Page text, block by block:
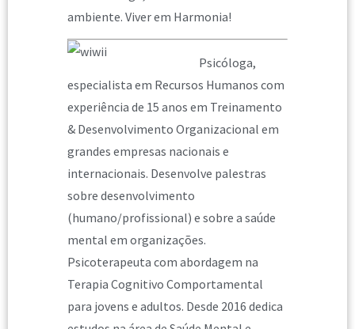
ambiente. Viver em Harmonia!
Psicóloga,
especialista em Recursos Humanos com
experiência de 15 anos em Treinamento
& Desenvolvimento Organizacional em
grandes empresas nacionais e
internacionais. Desenvolve palestras
sobre desenvolvimento
(humano/profissional) e sobre a saúde
mental em organizações.
Psicoterapeuta com abordagem na
Terapia Cognitivo Comportamental
para jovens e adultos. Desde 2016 dedica